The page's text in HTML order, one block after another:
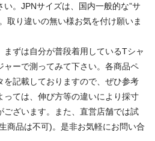
。JPNサイズは、国内一般的な”サ
取り違いの無い様お気を付け願いま
ずは自分が普段着用しているTシャ
ャーで測ってみて下さい。各商品ペ
を記載しておりますので、ぜひ参考
っては、伸び方等の違いにより採寸
ございます。また、直営店舗では試
商品は不可)。是非お気軽にお問い合